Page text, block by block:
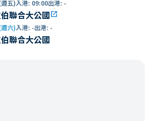
五)入港: 09:00出港: -
聯合大公國open_in_new
六)入港: -出港: -
聯合大公國